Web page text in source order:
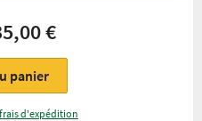
€
panier
d'expédition